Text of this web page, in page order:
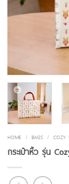
HOME / BAGS / COZY
กระเป๋าหิ้ว รุ่น